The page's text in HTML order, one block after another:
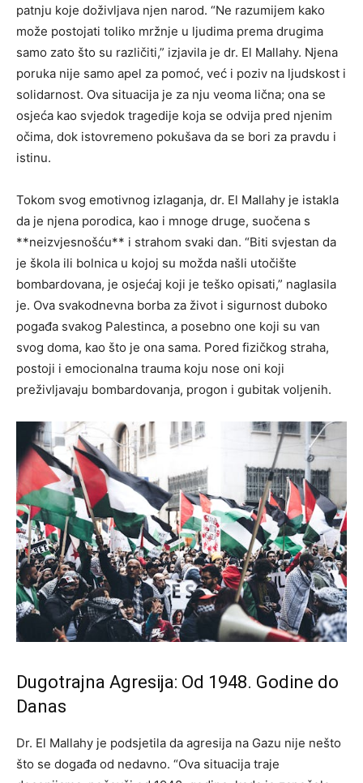
patnju koje doživljava njen narod. “Ne razumijem kako
može postojati toliko mržnje u ljudima prema drugima
samo zato što su različiti,” izjavila je dr. El Mallahy. Njena
poruka nije samo apel za pomoć, već i poziv na ljudskost i
solidarnost. Ova situacija je za nju veoma lična; ona se
osjeća kao svjedok tragedije koja se odvija pred njenim
očima, dok istovremeno pokušava da se bori za pravdu i
istinu.
Tokom svog emotivnog izlaganja, dr. El Mallahy je istakla
da je njena porodica, kao i mnoge druge, suočena s
**neizvjesnošću** i strahom svaki dan. “Biti svjestan da
je škola ili bolnica u kojoj su možda našli utočište
bombardovana, je osjećaj koji je teško opisati,” naglasila
je. Ova svakodnevna borba za život i sigurnost duboko
pogađa svakog Palestinca, a posebno one koji su van
svog doma, kao što je ona sama. Pored fizičkog straha,
postoji i emocionalna trauma koju nose oni koji
preživljavaju bombardovanja, progon i gubitak voljenih.
Dugotrajna Agresija: Od 1948. Godine do
Danas
Dr. El Mallahy je podsjetila da agresija na Gazu nije nešto
što se događa od nedavno. “Ova situacija traje